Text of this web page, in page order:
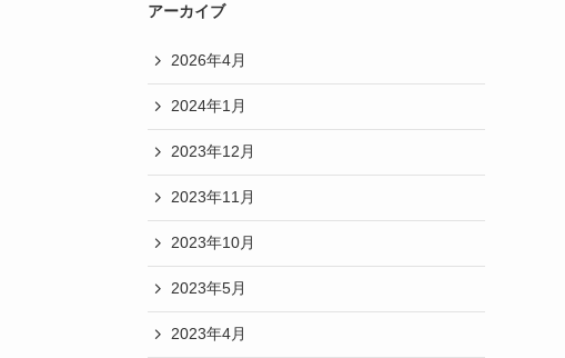
アーカイブ
2026年4月
2024年1月
2023年12月
2023年11月
2023年10月
2023年5月
2023年4月